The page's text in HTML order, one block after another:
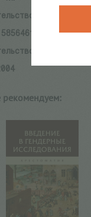
5856461223
рекомендуем: